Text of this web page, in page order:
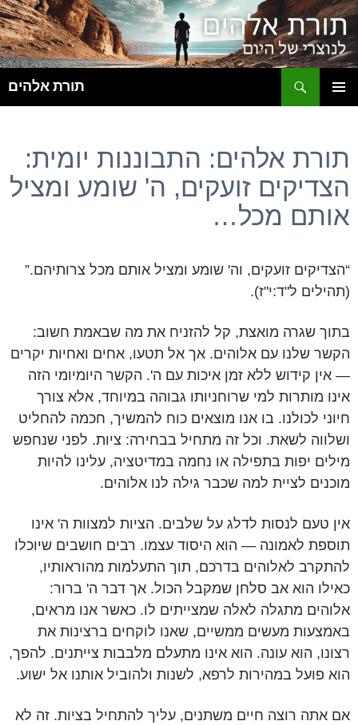
תורת אלהים
תורת אלהים: התבוננות יומית:
הצדיקים זועקים, ה' שומע ומציל
אותם מכל…
“הצדיקים זועקים, וה' שומע ומציל אותם מכל צרותיהם.”
(תהילים ל"ד:י"ז).
בתוך שגרה מואצת, קל להזניח את מה שבאמת חשוב:
הקשר שלנו עם אלוהים. אך אל תטעו, אחים ואחיות יקרים
— אין קידוש ללא זמן איכות עם ה'. הקשר היומיומי הזה
אינו מותרות למי שרוחניותו גבוהה במיוחד, אלא צורך
חיוני לכולנו. בו אנו מוצאים כוח להמשיך, חכמה להחליט
ושלווה לשאת. וכל זה מתחיל בבחירה: ציות. לפני שנחפש
מילים יפות בתפילה או נחמה במדיטציה, עלינו להיות
מוכנים לציית למה שכבר גילה לנו אלוהים.
אין טעם לנסות לדלג על שלבים. הציות למצוות ה' אינו
תוספת לאמונה — הוא היסוד עצמו. רבים חושבים שיוכלו
להתקרב לאלוהים בדרכם, תוך התעלמות מהוראותיו,
כאילו הוא אב סלחן שמקבל הכול. אך דבר ה' ברור:
אלוהים מתגלה לאלה שמצייתים לו. כאשר אנו מראים,
באמצעות מעשים ממשיים, שאנו לוקחים ברצינות את
רצונו, הוא עונה. הוא אינו מתעלם מלבבות צייתנים. להפך,
הוא פועל במהירות לרפא, לשנות ולהוביל אותנו אל ישוע.
אם אתה רוצה חיים משתנים, עליך להתחיל בציות. זה לא